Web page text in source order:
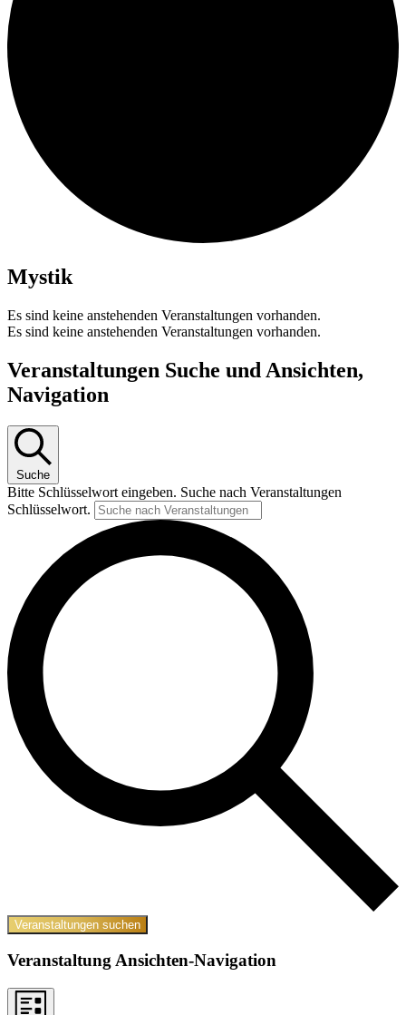
Mystik
Es sind keine anstehenden Veranstaltungen vorhanden.
Es sind keine anstehenden Veranstaltungen vorhanden.
Veranstaltungen Suche und Ansichten,
Navigation
Suche
Bitte Schlüsselwort eingeben. Suche nach Veranstaltungen
Schlüsselwort.
Veranstaltungen suchen
Veranstaltung Ansichten-Navigation